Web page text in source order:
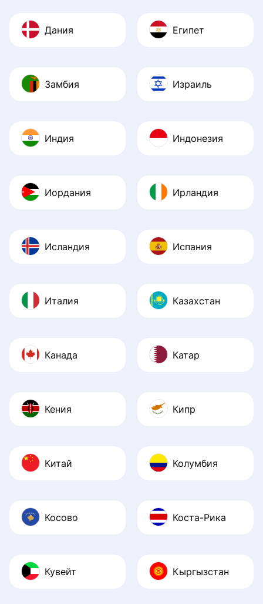
Дания Египет
Замбия Израиль
Индия Индонезия
Иордания Ирландия
Исландия Испания
Италия Казахстан
Канада Катар
Кения Кипр
Китай Колумбия
Косово Коста-Рика
Кувейт Кыргызстан